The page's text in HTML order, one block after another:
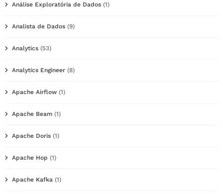
Análise Exploratória de Dados (1)
Analista de Dados (9)
Analytics (53)
Analytics Engineer (8)
Apache Airflow (1)
Apache Beam (1)
Apache Doris (1)
Apache Hop (1)
Apache Kafka (1)